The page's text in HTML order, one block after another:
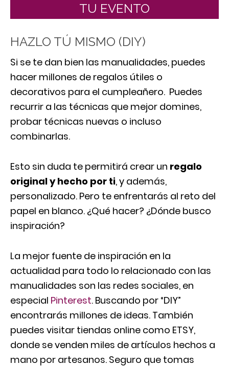
TU EVENTO
HAZLO TÚ MISMO (DIY)
Si se te dan bien las manualidades, puedes
hacer millones de regalos útiles o
decorativos para el cumpleañero. Puedes
recurrir a las técnicas que mejor domines,
probar técnicas nuevas o incluso
combinarlas.
Esto sin duda te permitirá crear un regalo
original y hecho por ti, y además,
personalizado. Pero te enfrentarás al reto del
papel en blanco. ¿Qué hacer? ¿Dónde busco
inspiración?
La mejor fuente de inspiración en la
actualidad para todo lo relacionado con las
manualidades son las redes sociales, en
especial Pinterest. Buscando por “DIY”
encontrarás millones de ideas. También
puedes visitar tiendas online como ETSY,
donde se venden miles de artículos hechos a
mano por artesanos. Seguro que tomas